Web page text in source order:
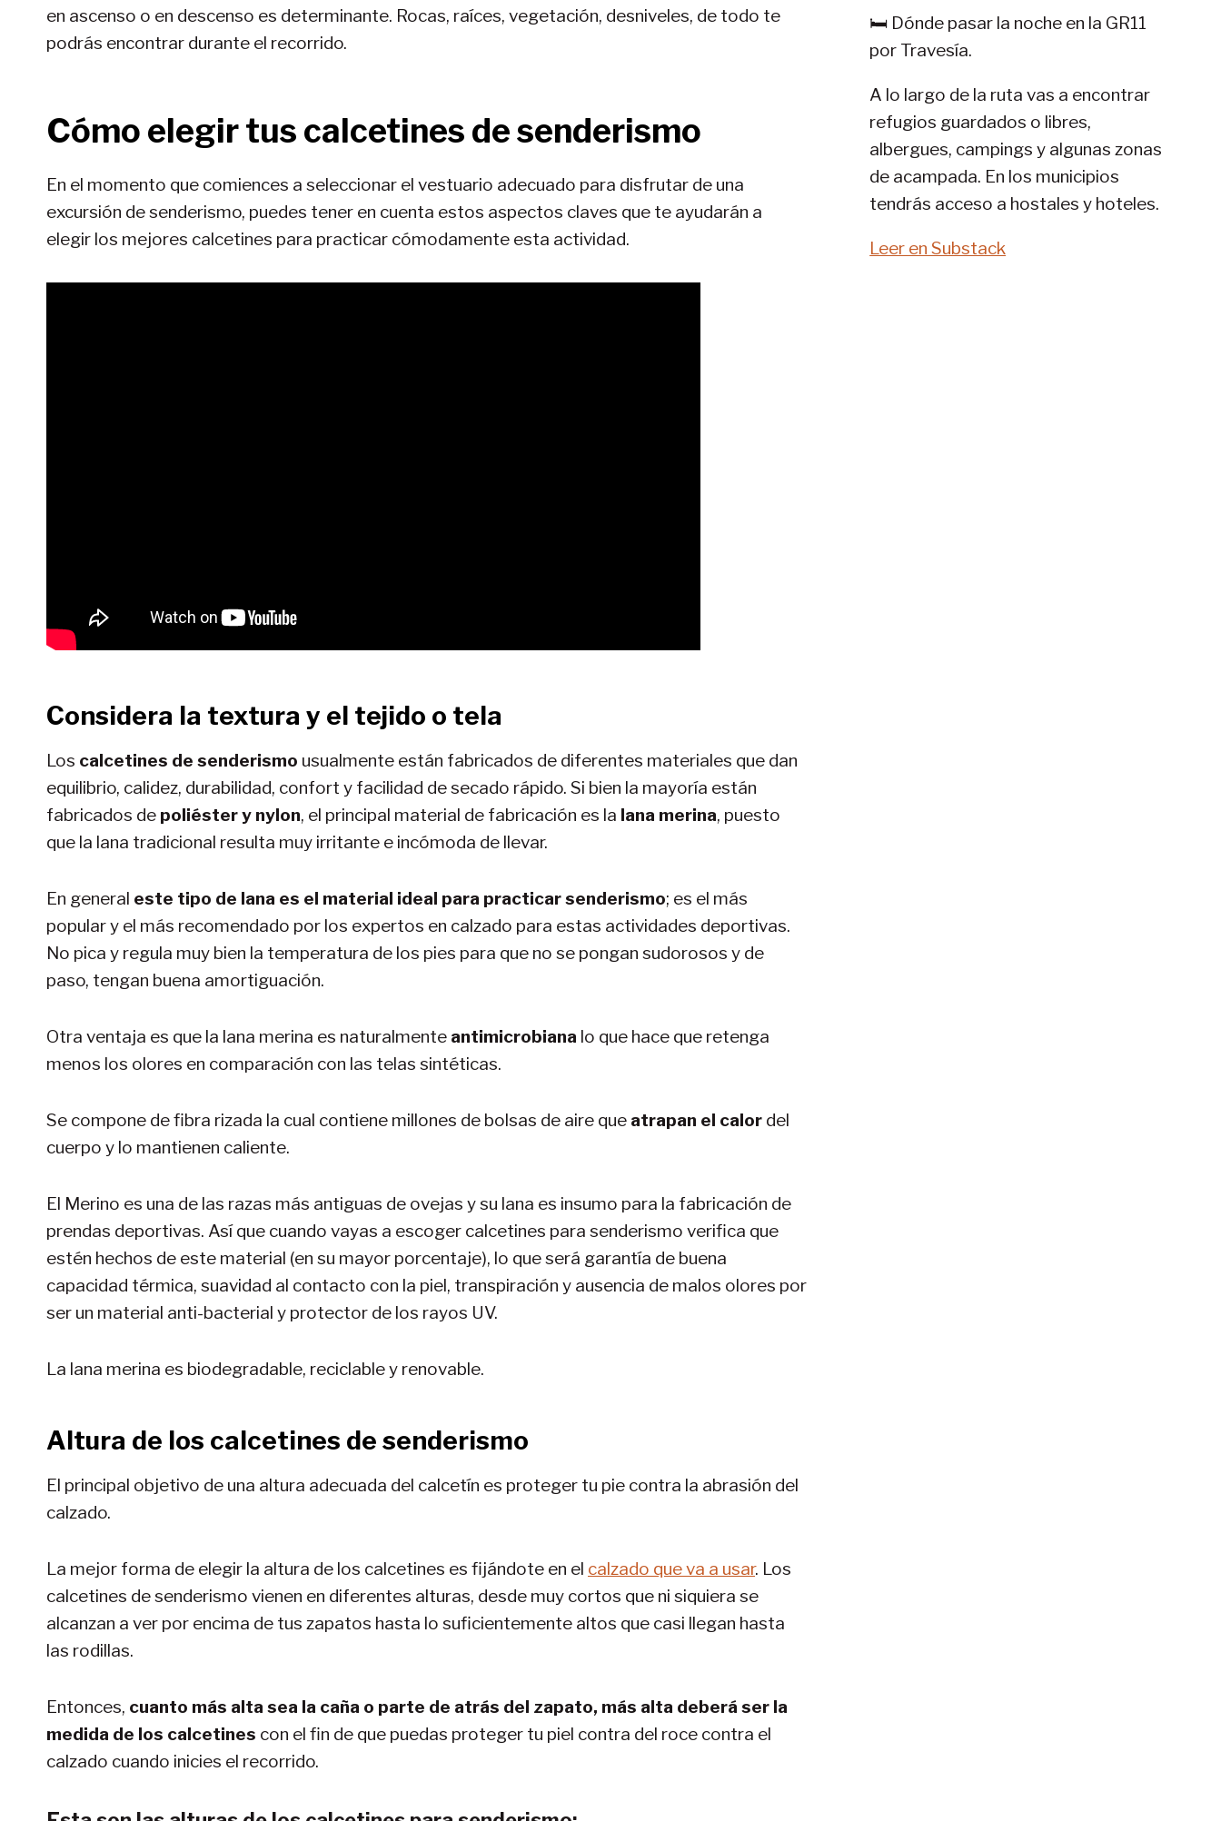
en ascenso o en descenso es determinante. Rocas, raíces, vegetación, desniveles, de todo te
podrás encontrar durante el recorrido.
Cómo elegir tus calcetines de senderismo
En el momento que comiences a seleccionar el vestuario adecuado para disfrutar de una
excursión de senderismo, puedes tener en cuenta estos aspectos claves que te ayudarán a
elegir los mejores calcetines para practicar cómodamente esta actividad.
Considera la textura y el tejido o tela
Los calcetines de senderismo usualmente están fabricados de diferentes materiales que dan
equilibrio, calidez, durabilidad, confort y facilidad de secado rápido. Si bien la mayoría están
fabricados de poliéster y nylon, el principal material de fabricación es la lana merina, puesto
que la lana tradicional resulta muy irritante e incómoda de llevar.
En general este tipo de lana es el material ideal para practicar senderismo; es el más
popular y el más recomendado por los expertos en calzado para estas actividades deportivas.
No pica y regula muy bien la temperatura de los pies para que no se pongan sudorosos y de
paso, tengan buena amortiguación.
Otra ventaja es que la lana merina es naturalmente antimicrobiana lo que hace que retenga
menos los olores en comparación con las telas sintéticas.
Se compone de fibra rizada la cual contiene millones de bolsas de aire que atrapan el calor del
cuerpo y lo mantienen caliente.
El Merino es una de las razas más antiguas de ovejas y su lana es insumo para la fabricación de
prendas deportivas. Así que cuando vayas a escoger calcetines para senderismo verifica que
estén hechos de este material (en su mayor porcentaje), lo que será garantía de buena
capacidad térmica, suavidad al contacto con la piel, transpiración y ausencia de malos olores por
ser un material anti-bacterial y protector de los rayos UV.
La lana merina es biodegradable, reciclable y renovable.
Altura de los calcetines de senderismo
El principal objetivo de una altura adecuada del calcetín es proteger tu pie contra la abrasión del
calzado.
La mejor forma de elegir la altura de los calcetines es fijándote en el calzado que va a usar. Los
calcetines de senderismo vienen en diferentes alturas, desde muy cortos que ni siquiera se
alcanzan a ver por encima de tus zapatos hasta lo suficientemente altos que casi llegan hasta
las rodillas.
Entonces, cuanto más alta sea la caña o parte de atrás del zapato, más alta deberá ser la
medida de los calcetines con el fin de que puedas proteger tu piel contra del roce contra el
calzado cuando inicies el recorrido.
11-
🛏️ Dónde pasar la noche en la GR11
por Travesía.
A lo largo de la ruta vas a encontrar
refugios guardados o libres,
albergues, campings y algunas zonas
de acampada. En los municipios
tendrás acceso a hostales y hoteles.
Leer en Substack